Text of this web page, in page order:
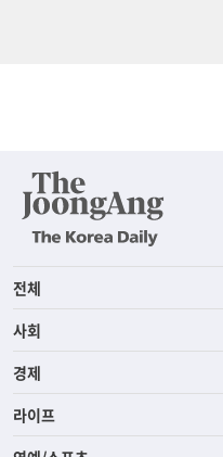
전체
사회
경제
라이프